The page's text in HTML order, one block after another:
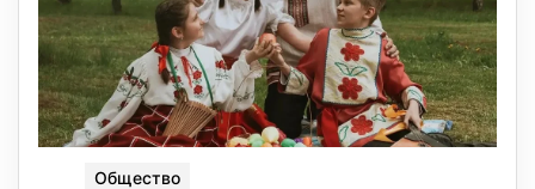
Общество